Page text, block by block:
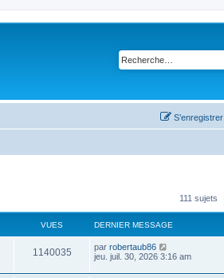
S’enregistrer
111 sujets
VUES DERNIER MESSAGE
1140035 par robertaub86
jeu. juil. 30, 2026 3:16 am